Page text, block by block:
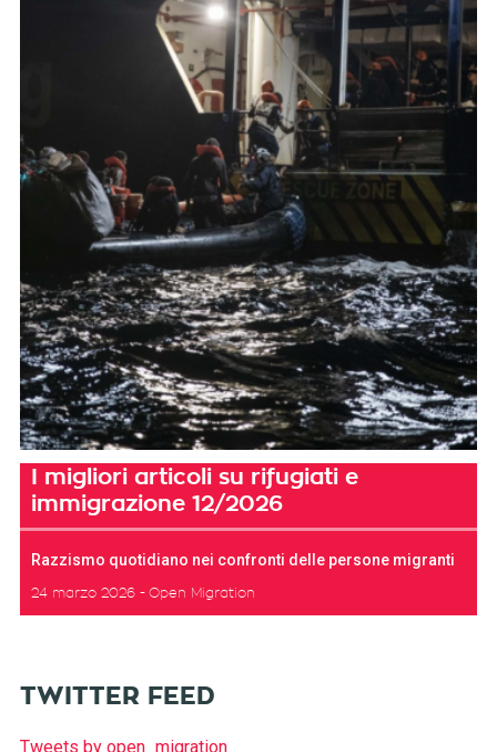
I migliori articoli su rifugiati e
immigrazione 12/2026
Razzismo quotidiano nei confronti delle persone migranti
24 marzo 2026 Open Migration
TWITTER FEED
Tweets by open_migration